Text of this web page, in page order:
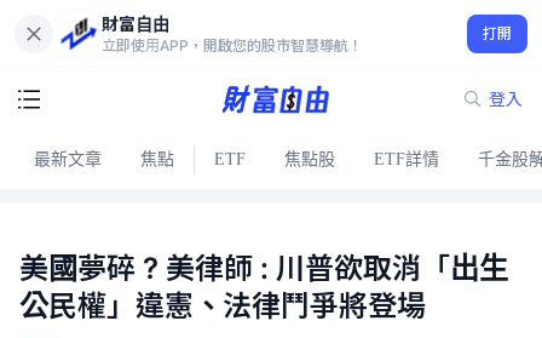
財富自由
立即使用APP，開啟您的股市智慧導航！
打開
登入
最新文章 焦點 ETF 焦點股 ETF詳情 千金股
美國夢碎 ? 美律師 : 川普欲取消「出生
公民權」違憲、法律鬥爭將登場